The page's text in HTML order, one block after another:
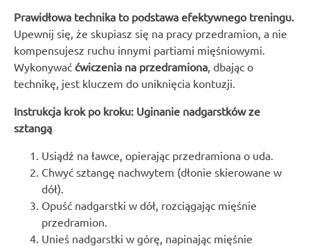
Prawidłowa technika to podstawa efektywnego treningu.
Upewnij się, że skupiasz się na pracy przedramion, a nie
kompensujesz ruchu innymi partiami mięśniowymi.
Wykonywać ćwiczenia na przedramiona , dbając o
technikę, jest kluczem do uniknięcia kontuzji.
Instrukcja krok po kroku: Uginanie nadgarstków ze
sztangą
Usiądź na ławce, opierając przedramiona o uda.
Chwyć sztangę nachwytem (dłonie skierowane w
dół).
Opuść nadgarstki w dół, rozciągając mięśnie
przedramion.
Unieś nadgarstki w górę, napinając mięśnie